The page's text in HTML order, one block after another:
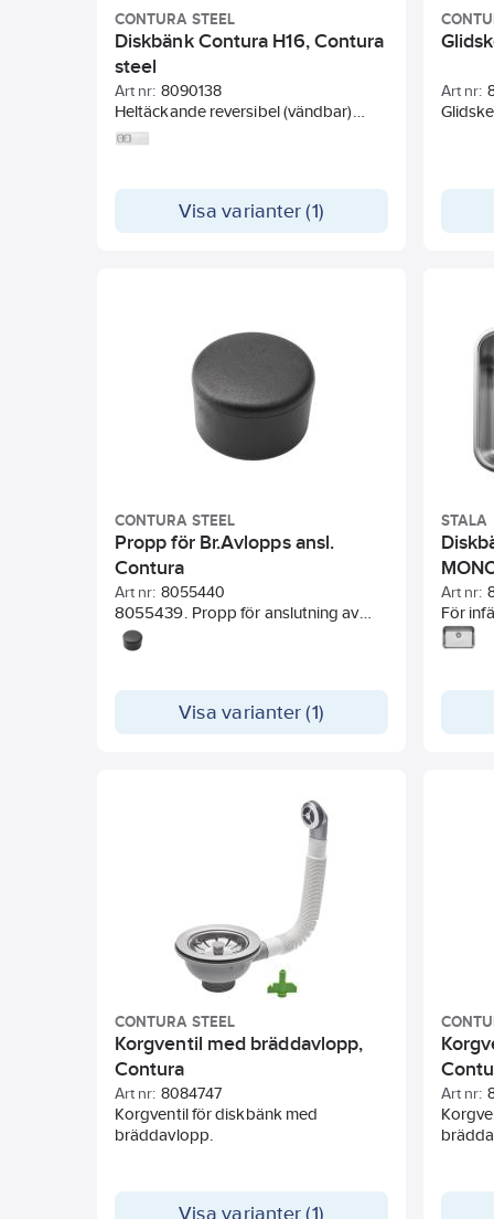
CONTURA STEEL
Diskbänk Contura H16, Contura
steel
Art nr: 8090138
Heltäckande reversibel (vändbar)
diskbänk med två contura lådor som
plandelen och fall i planet mot
Visa varianter (1)
Art nr:
CONTURA STEEL
Propp för Br.Avlopps ansl.
Contura
Art nr: 8055440
8055439. Propp för anslutning av
diskmaskin och bräddavlopp.
107x63x32mm.
Visa varianter (1)
STALA
Art nr:
För
CONTURA STEEL
Korgventil med bräddavlopp,
Contura
Art nr: 8084747
Korgventil för diskbänk med
bräddavlopp.
Visa varianter (1)
Art nr: